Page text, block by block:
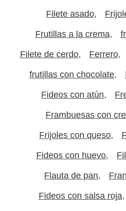
Filete asado
Frutillas a la crema
Filete de cerdo Ferrero
frutillas con chocolate
Fideos con atún
Frambuesas con
Frijoles con queso
Fideos con huevo
Flauta de pan
Fideos con salsa roja